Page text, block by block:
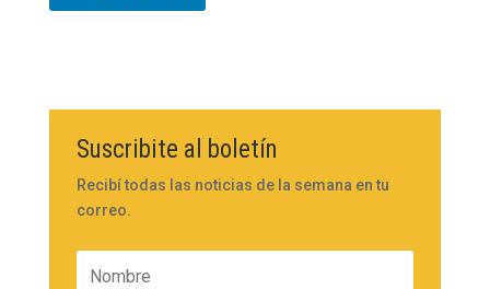
Suscribite al boletín
Recibí todas las noticias de la semana en tu
correo.